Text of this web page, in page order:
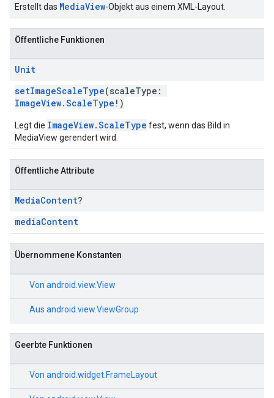
Erstellt das MediaView-Objekt aus einem XML-Layout.
Öffentliche Funktionen
Unit
setImageScaleType(scaleType:
ImageView.ScaleType !)
Legt die ImageView.ScaleType fest, wenn das Bild in
MediaView gerendert wird.
Öffentliche Attribute
MediaContent?
mediaContent
Übernommene Konstanten
Von android.view.View
Aus android.view.ViewGroup
Geerbte Funktionen
Von android.widget.FrameLayout